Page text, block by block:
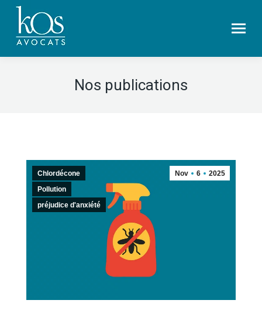
Nos publications
Nov 6 2025
Chlordécone
Pollution
préjudice d'anxiété